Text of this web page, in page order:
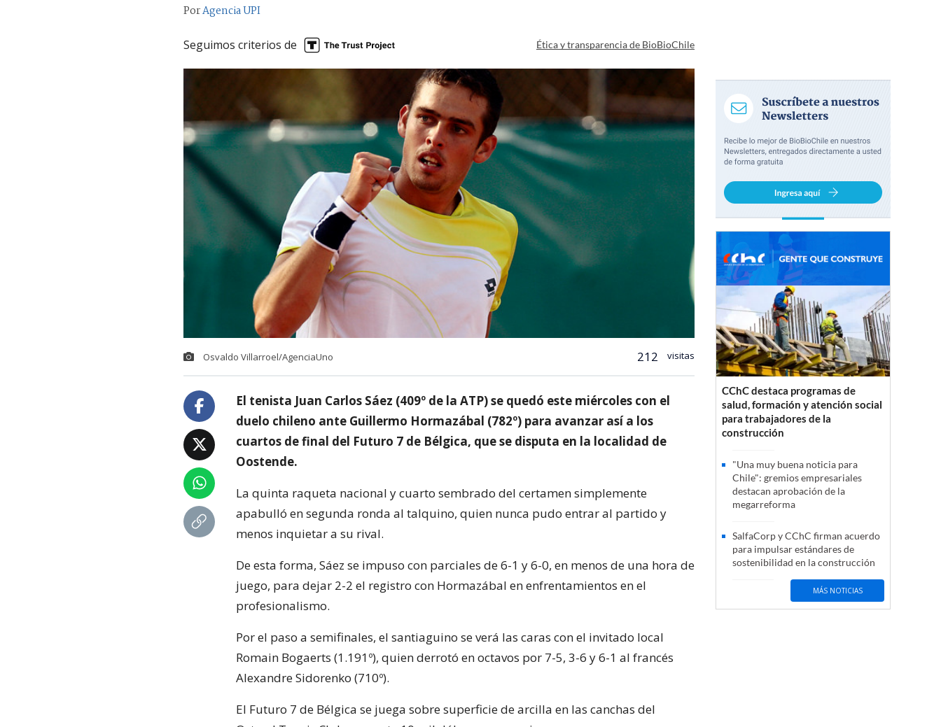
PorAgencia UPI
Seguimos criterios de Ética y transparencia de BioBioChile
Osvaldo Villarroel/AgenciaUno 212 visitas
El tenista Juan Carlos Sáez (409º de la ATP) se quedó este miércoles con el
duelo chileno ante Guillermo Hormazábal (782º) para avanzar así a los
cuartos de final del Futuro 7 de Bélgica, que se disputa en la localidad de
Oostende.
La quinta raqueta nacional y cuarto sembrado del certamen simplemente
apabulló en segunda ronda al talquino, quien nunca pudo entrar al partido y
menos inquietar a su rival.
De esta forma, Sáez se impuso con parciales de 6-1 y 6-0, en menos de una hora de
juego, para dejar 2-2 el registro con Hormazábal en enfrentamientos en el
profesionalismo.
Por el paso a semifinales, el santiaguino se verá las caras con el invitado local
Romain Bogaerts (1.191º), quien derrotó en octavos por 7-5, 3-6 y 6-1 al francés
Alexandre Sidorenko (710º).
El Futuro 7 de Bélgica se juega sobre superficie de arcilla en las canchas del
CChC destaca programas de
salud, formación y atención social
para trabajadores de la
construcción
"Una muy buena noticia para
Chile": gremios empresariales
destacan aprobación de la
megarreforma
SalfaCorp y CChC firman acuerdo
para impulsar estándares de
sostenibilidad en la construcción
MÁS NOTICIAS